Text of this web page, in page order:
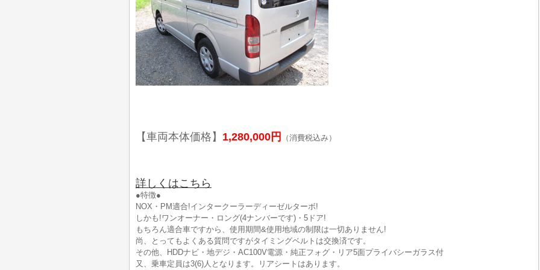
【車両本体価格】 1,280,000円 （消費税込み）
詳しくはこちら
●特徴●
NOX・PM適合!インタークーラーディーゼルターボ!
しかも!ワンオーナー・ロング(4ナンバーです)・5ドア!
もちろん適合車ですから、使用期間&使用地域の制限は一切ありません!
尚、とってもよくある質問ですがタイミングベルトは交換済です。
その他、HDDナビ・地デジ・AC100V電源・純正フォグ・リア5面プライバシーガラス付
又、乗車定員は3(6)人となります。リアシートはあります。